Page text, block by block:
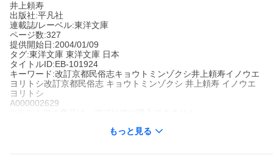
井上頼寿
出版社:平凡社
連載誌/レーベル:東洋文庫
ページ数:327
提供開始日:2004/01/09
タグ:東洋文庫 東洋文庫 日本
タイトルID:EB-101924
キーワード:改訂京都民俗志キョウトミンゾクシ井上頼寿イノウエ
ヨリトシ改訂京都民俗志 キョウトミンゾクシ 井上頼寿 イノウエ
ヨリトシ
A000002629
もっと見る